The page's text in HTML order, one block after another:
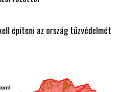
építeni az ország tűzvédelmét